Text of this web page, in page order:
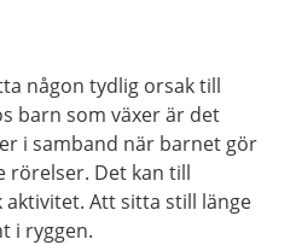
någon tydlig orsak till
barn som växer är det
i samband när barnet gör
rörelser. Det kan till
aktivitet. Att sitta still länge
i ryggen.